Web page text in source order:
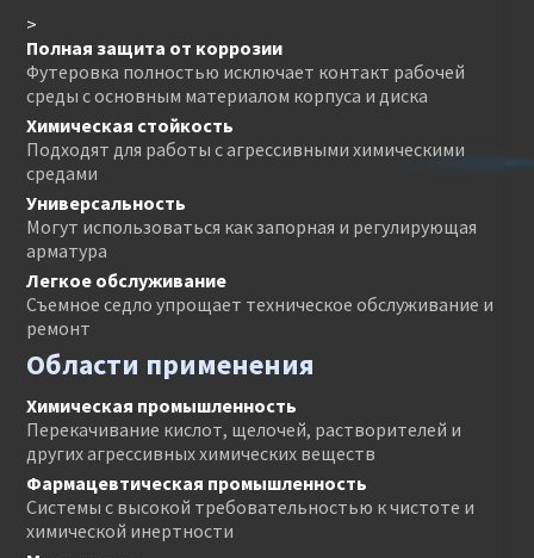
>
Полная защита от коррозии
Футеровка полностью исключает контакт рабочей
среды с основным материалом корпуса и диска
Химическая стойкость
Подходят для работы с агрессивными химическими
средами
Универсальность
Могут использоваться как запорная и регулирующая
арматура
Легкое обслуживание
Съемное седло упрощает техническое обслуживание и
ремонт
Области применения
Химическая промышленность
Перекачивание кислот, щелочей, растворителей и
других агрессивных химических веществ
Фармацевтическая промышленность
Системы с высокой требовательностью к чистоте и
химической инертности